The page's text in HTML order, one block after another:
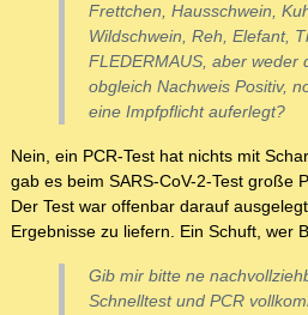
Frettchen, Hausschwein,
Wildschwein, Reh, Elefant,
FLEDERMAUS, aber weder
obgleich Nachweis Positiv,
eine Impfpflicht auferlegt?
Nein, ein PCR-Test hat nichts mit
gab es beim SARS-CoV-2-Test große
Der Test war offenbar darauf
Ergebnisse zu liefern. Ein Schuft, wer
Gib mir bitte ne
Schnelltest und PCR